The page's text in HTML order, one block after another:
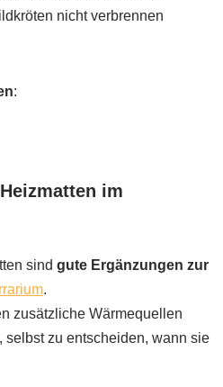
nicht verbrennen
:
im
sind gute Ergänzungen zur
.
zusätzliche Wärmequellen
selbst zu entscheiden, wann sie